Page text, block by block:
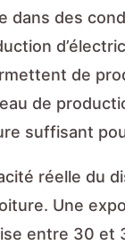
dans des
de
de
suffisant
réelle du
Une
entre 30 et